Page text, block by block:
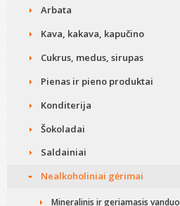
Arbata
Kava, kakava, kapučino
Cukrus, medus, sirupas
Pienas ir pieno produktai
Konditerija
Šokoladai
Saldainiai
Nealkoholiniai gėrimai
Mineralinis ir geriamasis vanduo